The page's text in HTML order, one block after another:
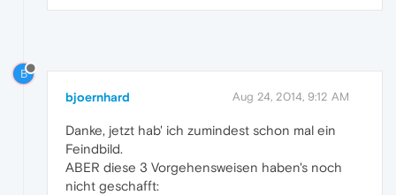
B
bjoernhard Aug 24, 2014, 9:12 AM
Danke, jetzt hab' ich zumindest schon mal ein
Feindbild.
ABER diese 3 Vorgehensweisen haben's noch
nicht geschafft: